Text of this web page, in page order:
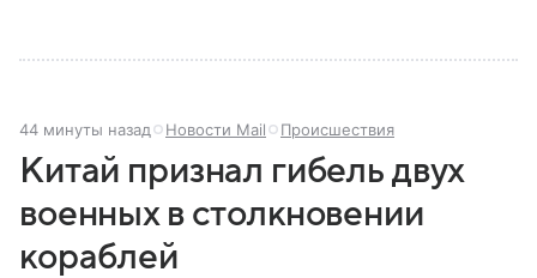
44 минуты назад Новости Mail Происшествия
Китай признал гибель двух
военных в столкновении
кораблей